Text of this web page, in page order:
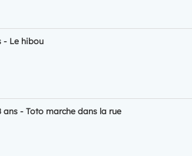
- Le hibou
ans - Toto marche dans la rue